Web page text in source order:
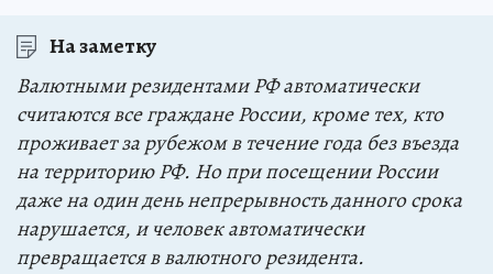
На заметку
Валютными резидентами РФ автоматически
считаются все граждане России, кроме тех, кто
проживает за рубежом в течение года без въезда
на территорию РФ. Но при посещении России
даже на один день непрерывность данного срока
нарушается, и человек автоматически
превращается в валютного резидента.